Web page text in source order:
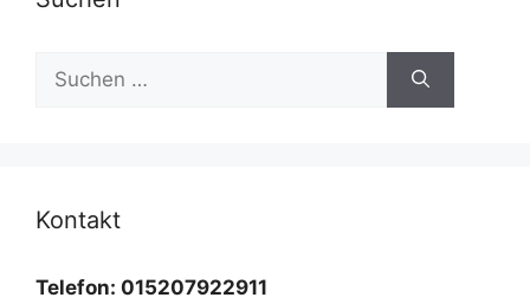
nach:
Kontakt
Telefon: 015207922911